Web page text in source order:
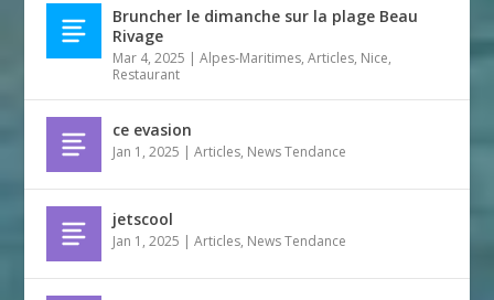
Bruncher le dimanche sur la plage Beau
Rivage
Mar 4, 2025 |Alpes-Maritimes,Articles, Nice,
Restaurant
ce evasion
Jan 1, 2025 |Articles, News Tendance
jetscool
Jan 1, 2025 |Articles, News Tendance